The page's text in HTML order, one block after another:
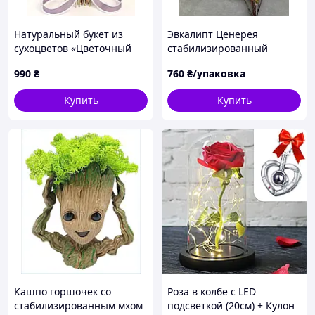
Натуральный букет из
сухоцветов «Цветочный
990 ₴
Купить
Эвкалипт Ценерея
стабилизированный
листьями, 50-70 см, 130-
150 г, Италия
760 ₴/упаковка
Купить
Кашпо горшочек со
стабилизированным мхом
Роза в колбе с LED
подсветкой (20см) + Кулон